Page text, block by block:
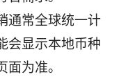
通常全球统一计
会显示本地币种
为准。